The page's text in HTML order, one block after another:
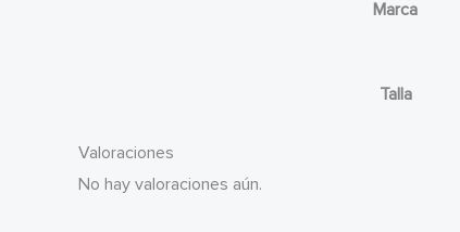
Marca
Talla
Valoraciones
No hay valoraciones aún.